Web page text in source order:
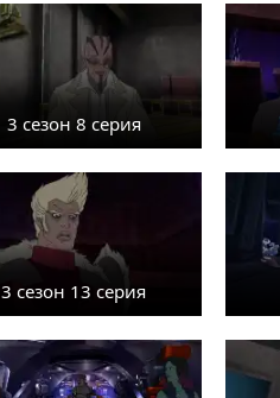
3 сезон 8 серия
3 сезон 13 серия